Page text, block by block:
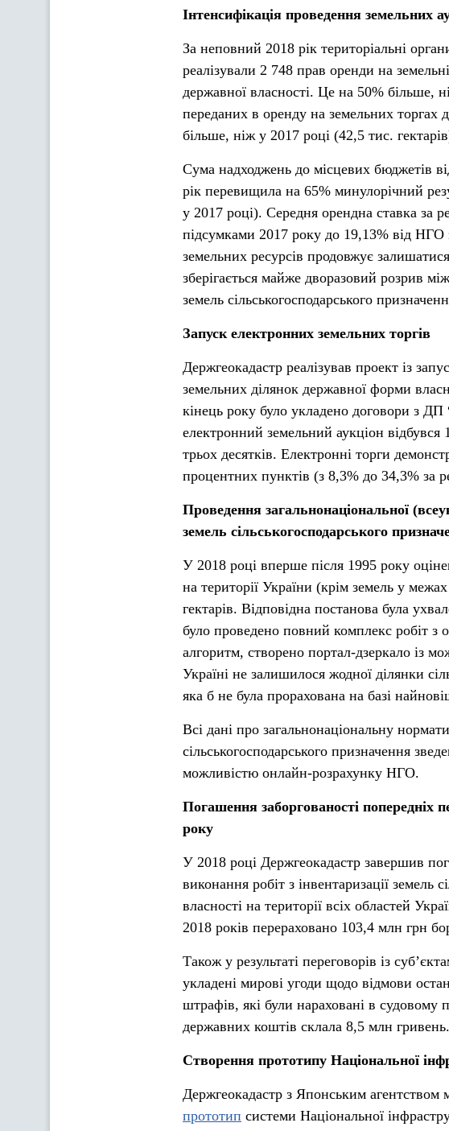
Інтенсифікація проведення земельних
За неповний 2018 рік територіальні
реалізували 2 748 прав оренди на
державної власності. Це на 50% більше,
переданих в оренду на земельних торгах
більше, ніж у 2017 році (42,5 тис.
Сума надходжень до місцевих бюджетів
рік перевищила на 65% минулорічний
у 2017 році). Середня орендна ставка за
підсумками 2017 року до 19,13% від НГО
земельних ресурсів продовжує
зберігається майже дворазовий розрив
земель сільськогосподарського
Запуск електронних земельних торгів
Держгеокадастр реалізував проект із
земельних ділянок державної форми
кінець року було укладено договори
електронний земельний аукціон
трьох десятків. Електронні торги
процентних пунктів (з 8,3% до 34,3% за
Проведення загальнонаціональної
земель сільськогосподарського
У 2018 році вперше після 1995 року
на території України (крім земель у
гектарів. Відповідна постанова була
було проведено повний комплекс робіт з
алгоритм, створено портал-дзеркало із
Україні не залишилося жодної ділянки
яка б не була прорахована на базі
Всі дані про загальнонаціональну
сільськогосподарського призначення
можливістю онлайн-розрахунку НГО.
Погашення заборгованості попередніх
року
У 2018 році Держгеокадастр завершив
виконання робіт з інвентаризації земель
власності на території всіх областей
2018 років перераховано 103,4 млн грн
Також у результаті переговорів із
укладені мирові угоди щодо відмови
штрафів, які були нараховані в
державних коштів склала 8,5 млн гривень.
Створення прототипу Національної
Держгеокадастр з Японським агентством
прототип системи Національної